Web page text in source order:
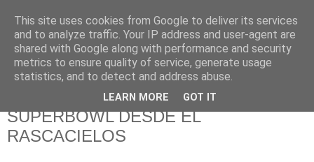
625 RANAS
LA TELEVISIÓN DESDE EL PUNTO DE VISTA BATRACIO
SUPERBOWL DESDE EL
RASCACIELOS
This site uses cookies from Google to deliver its services
and to analyze traffic. Your IP address and user-agent are
shared with Google along with performance and security
metrics to ensure quality of service, generate usage
statistics, and to detect and address abuse.
LEARN MORE GOT IT